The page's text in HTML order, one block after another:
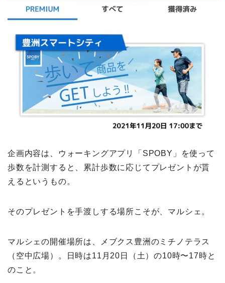
企画内容は、ウォーキングアプリ「SPOBY」を使って
歩数を計測すると、累計歩数に応じてプレゼントが貰
えるというもの。
そのプレゼントを手渡しする場所こそが、マルシェ。
マルシェの開催場所は、メブクス豊洲のミチノテラス
（空中広場）。日時は11月20日（土）の10時〜17時と
のこと。